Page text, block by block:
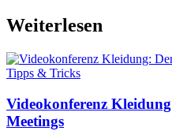
Weiterlesen
Tipps & Tricks
Videokonferenz
Meetings